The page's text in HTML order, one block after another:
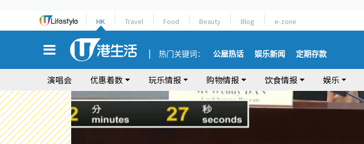
HK Travel Food Beauty Blog e-zone
热门关键词： 公屋热话 娱乐新闻 定期存款
演唱会 优惠着数 玩乐情报 购物情报 饮食情报 娱乐